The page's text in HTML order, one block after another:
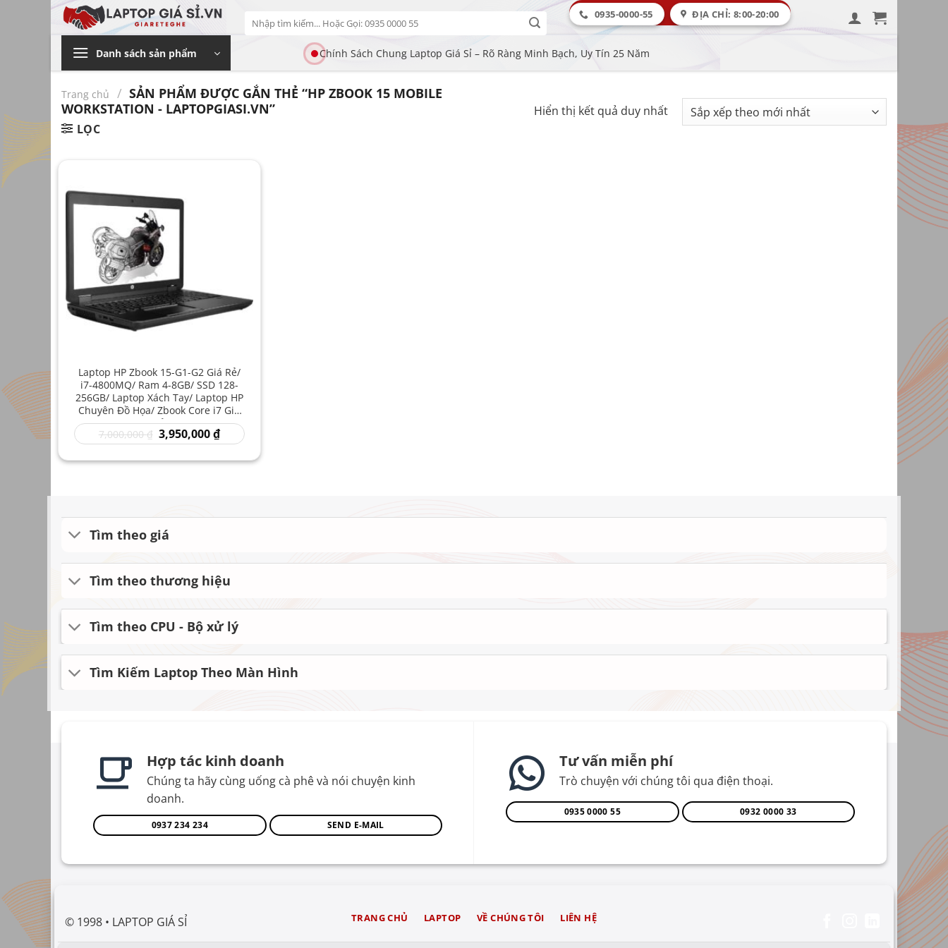
Bỏ
qua
dung
Tìm
kiếm:
0935-0000-55 ĐỊA CHỈ: 8:00-20:00
Danh sách sản phẩm Chính Sách Chung Laptop Giá Sỉ – Rõ Ràng Minh Bạch, Uy Tín 25 Năm
Trang chủ / SẢN PHẨM ĐƯỢC GẮN THẺ “HP ZBOOK 15 MOBILE
WORKSTATION - LAPTOPGIASI.VN”
LỌC
Hiển thị kết quả duy nhất
Laptop HP Zbook 15-G1-G2 Giá Rẻ/
i7-4800MQ/ Ram 4-8GB/ SSD 128-
256GB/ Laptop Xách Tay/ Laptop HP
Chuyên Đồ Họa/ Zbook Core i7 Giá
Rẻ
7,000,000₫ Giá
gốc
7,000,000 ₫.
3,950,000₫Giá
hiện
là:
Tìm theo giá
Tìm theo thương hiệu
Tìm theo CPU - Bộ xử lý
Tìm Kiếm Laptop Theo Màn Hình
Hợp tác kinh doanh
Chúng ta hãy cùng uống cà phê và nói chuyện kinh
doanh.
0937 234 234 SEND E-MAIL
Tư vấn miễn phí
Trò chuyện với chúng tôi qua điện thoại.
0935 0000 55 0932 0000 33
© 1998 • LAPTOP GIÁ SỈ TRANG CHỦ LAPTOP VỀ CHÚNG TÔI LIÊN HỆ